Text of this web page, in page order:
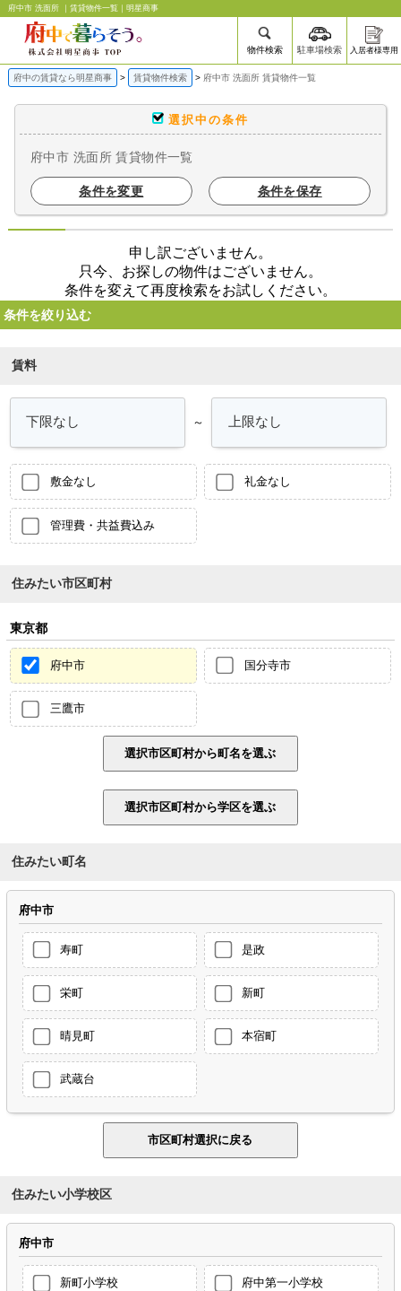
府中市 洗面所 ｜賃貸物件一覧｜明星商事
物件検索 駐車場検索 入居者様専用
府中の賃貸なら明星商事 賃貸物件検索 府中市 洗面所 賃貸物件一覧
選択中の条件
府中市 洗面所 賃貸物件一覧
条件を変更 条件を保存
申し訳ございません。
只今、お探しの物件はございません。
条件を変えて再度検索をお試しください。
条件を絞り込む
賃料
～
敷金なし 礼金なし
管理費・共益費込み
住みたい市区町村
東京都
府中市 国分寺市
三鷹市
住みたい町名
府中市
寿町 是政
栄町 新町
晴見町 本宿町
武蔵台
住みたい小学校区
府中市
新町小学校 府中第一小学校